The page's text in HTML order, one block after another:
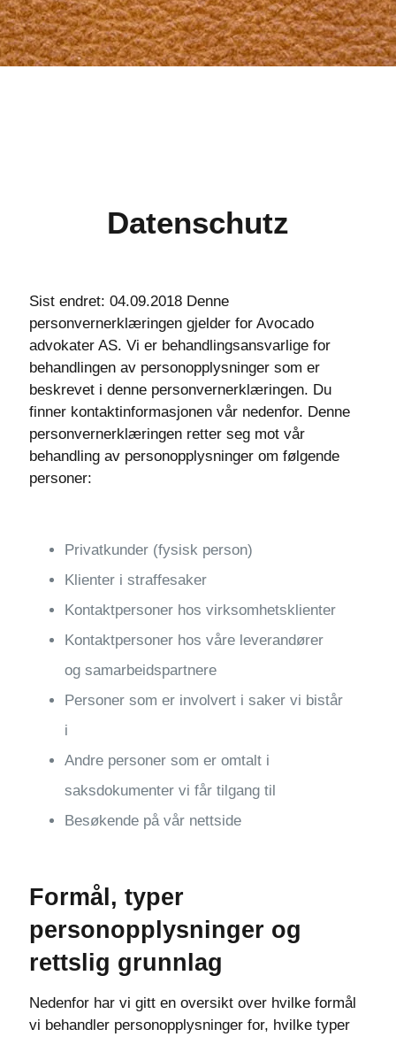
Datenschutz
Sist endret: 04.09.2018 Denne
personvernerklæringen gjelder for Avocado
advokater AS. Vi er behandlingsansvarlige for
behandlingen av personopplysninger som er
beskrevet i denne personvernerklæringen. Du
finner kontaktinformasjonen vår nedenfor. Denne
personvernerklæringen retter seg mot vår
behandling av personopplysninger om følgende
personer:
Privatkunder (fysisk person)
Klienter i straffesaker
Kontaktpersoner hos virksomhetsklienter
Kontaktpersoner hos våre leverandører
og samarbeidspartnere
Personer som er involvert i saker vi bistår
i
Andre personer som er omtalt i
saksdokumenter vi får tilgang til
Besøkende på vår nettside
Formål, typer
personopplysninger og
rettslig grunnlag
Nedenfor har vi gitt en oversikt over hvilke formål
vi behandler personopplysninger for, hvilke typer